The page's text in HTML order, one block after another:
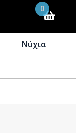
0
Νύχια